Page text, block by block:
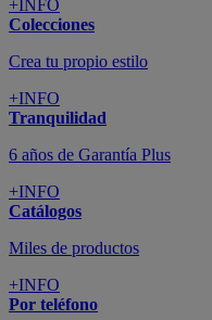
+INFO
Colecciones
Crea tu propio estilo
+INFO
Tranquilidad
6 años de Garantía Plus
+INFO
Catálogos
Miles de productos
+INFO
Por teléfono